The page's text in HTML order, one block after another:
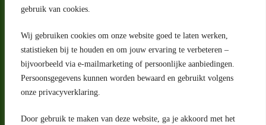
gebruik van cookies.
Wij gebruiken cookies om onze website goed te laten werken,
statistieken bij te houden en om jouw ervaring te verbeteren –
bijvoorbeeld via e-mailmarketing of persoonlijke aanbiedingen.
Persoonsgegevens kunnen worden bewaard en gebruikt volgens
onze privacyverklaring.
Door gebruik te maken van deze website, ga je akkoord met het
Adres
Riga 4 E
2993 LW Barendrecht
Nederland
Contact
klantenservice@portugeseproducten.nl